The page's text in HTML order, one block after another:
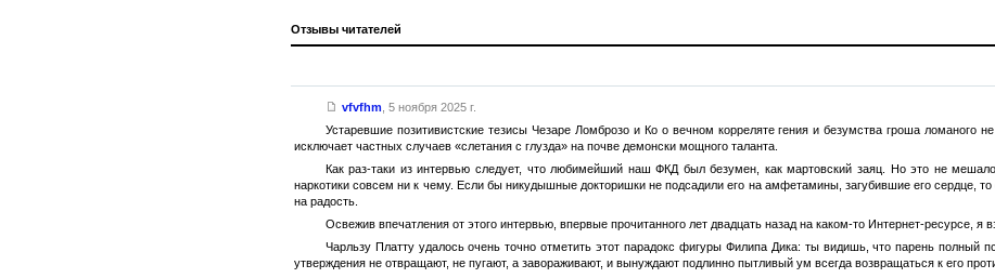
Отзывы читателей
vfvfhm 5 ноября 2025 г.
Устаревшие позитивистские тезисы Чезаре Ломброзо и Ко о вечном корреляте гения и безумства гроша
исключает частных случаев «слетания с глузда» на почве демонски мощного таланта.
Как раз-таки из интервью следует, что любимейший наш ФКД был безумен, как мартовский заяц. Но это не
наркотики совсем ни к чему. Если бы никудышные докторишки не подсадили его на амфетамины, загубившие его сердце,
на радость.
Освежив впечатления от этого интервью, впервые прочитанного лет двадцать назад на каком-то Интернет-ресурсе, я
Чарльзу Платту удалось очень точно отметить этот парадокс фигуры Филипа Дика: ты видишь, что парень
утверждения не отвращают, не пугают, а завораживают, и вынуждают подлинно пытливый ум всегда возвращаться к его